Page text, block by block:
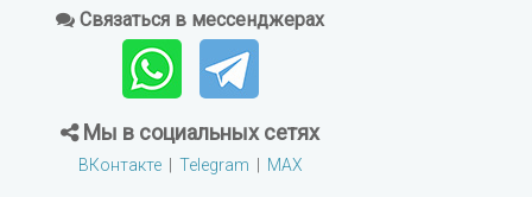
Связаться в мессенджерах
Мы в социальных сетях
ВКонтакте| Telegram | MAX